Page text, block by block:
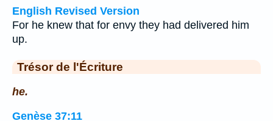
English Revised Version
For he knew that for envy they had delivered him
up.
Trésor de l'Écriture
he.
Genèse 37:11